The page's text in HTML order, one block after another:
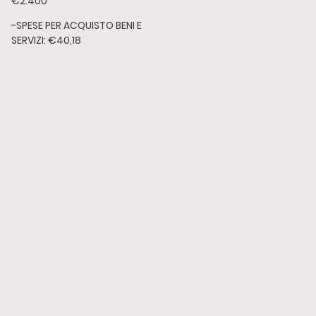
-SPESE PER ACQUISTO BENI E
SERVIZI: €40,18